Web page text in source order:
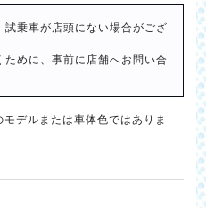
試乗車が店頭にない場合がござ
めに、事前に店舗へお問い合
デルまたは車体色ではありま